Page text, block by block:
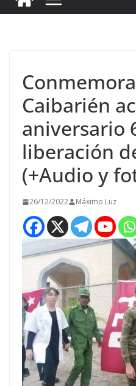
Caibarién
aniversario
liberación
(+Audio y
26/12/2022 Máximo Luz